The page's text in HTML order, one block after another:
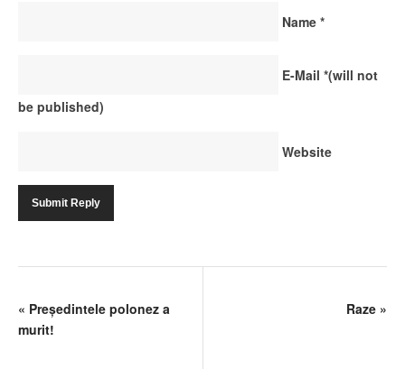
Name *
E-Mail *(will not
be published)
Website
« Preşedintele polonez a
murit!
Raze »